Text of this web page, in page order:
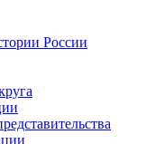
России